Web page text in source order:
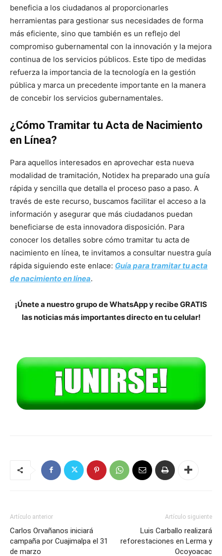
beneficia a los ciudadanos al proporcionarles
herramientas para gestionar sus necesidades de forma
más eficiente, sino que también es un reflejo del
compromiso gubernamental con la innovación y la mejora
continua de los servicios públicos. Este tipo de medidas
refuerza la importancia de la tecnología en la gestión
pública y marca un precedente importante en la manera
de concebir los servicios gubernamentales.
¿Cómo Tramitar tu Acta de Nacimiento
en Línea?
Para aquellos interesados en aprovechar esta nueva
modalidad de tramitación, Notidex ha preparado una guía
rápida y sencilla que detalla el proceso paso a paso. A
través de este recurso, buscamos facilitar el acceso a la
información y asegurar que más ciudadanos puedan
beneficiarse de esta innovadora disposición. Para
conocer los detalles sobre cómo tramitar tu acta de
nacimiento en línea, te invitamos a consultar nuestra guía
rápida siguiendo este enlace: Guía para tramitar tu acta
de nacimiento en línea.
¡Únete a nuestro grupo de WhatsApp y recibe GRATIS
las noticias más importantes directo en tu celular!
Artículo anterior
Carlos Orvañanos iniciará
campaña por Cuajimalpa el 31
de marzo
Artículo siguiente
Luis Carballo realizará
reforestaciones en Lerma y
Ocoyoacac